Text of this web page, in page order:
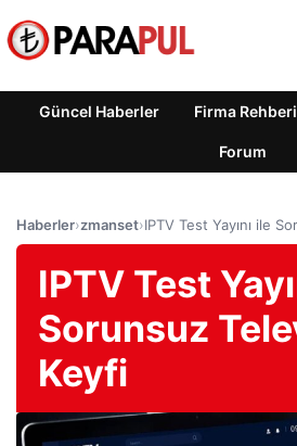
Güncel Haberler Firma Rehberi
Forum
Haberler›zmanset›IPTV Test Yayını ile
IPTV Test
Sorunsuz
Keyfi